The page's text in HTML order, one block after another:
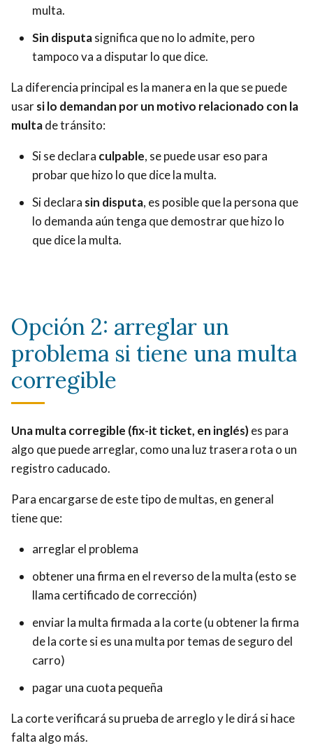
multa.
Sin disputasignifica que no lo admite, pero
tampoco va a disputar lo que dice.
La diferencia principal es la manera en la que se puede
usarsi lo demandan por un motivo relacionado con la
multade tránsito:
Si se declara culpable, se puede usar eso para
probar que hizo lo que dice la multa.
Si declara sin disputa, es posible que la persona que
lo demanda aún tenga que demostrar que hizo lo
que dice la multa.
Opción 2: arreglar un
problema si tiene una multa
corregible
Una multa corregible (fix-it ticket, en inglés)es para
algo que puede arreglar, como una luz trasera rota o un
registro caducado.
Para encargarse de este tipo de multas, en general
tiene que:
arreglar el problema
obtener una firma en el reverso de la multa (esto se
llama certificado de corrección)
enviar la multa firmada a la corte (u obtener la firma
de la corte si es una multa por temas de seguro del
carro)
pagar una cuota pequeña
La corte verificará su prueba de arreglo y le dirá si hace
falta algo más.